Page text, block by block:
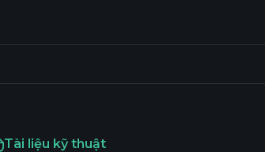
Tài liệu kỹ thuật